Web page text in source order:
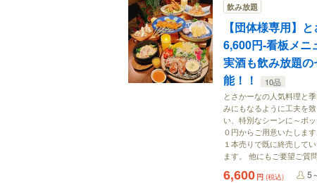
飲み放題
【団体様専用】
6,600円‐看板メ
実酒も飲み放題
能！！
10品
とさかーなの人気料理と
みにもなるように工夫を
い、特別なシーンに～ボ
０円からご用意いたしま
１本売りで既に終売して
ます。 他にもご要望ご質
6,600 円 (税込) 5